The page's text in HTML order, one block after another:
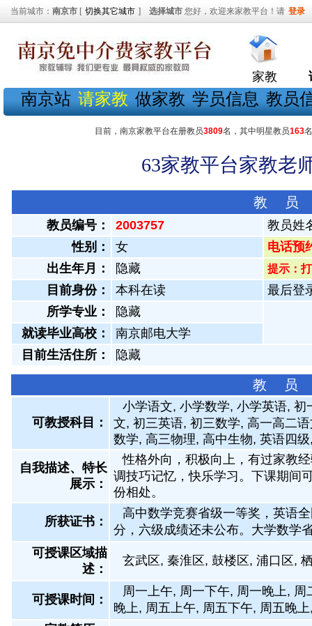
当前城市： 南京市 [ 切换其它城市 ] 选择城市 您好，欢迎来家教平台！请 登录
家教
南京站 请家教 做家教 学员信息 教员
目前，南京家教平台在册教员3809名，其中明星教员163
63家教平台家教老
教 员
教员编号： 2003757
教员姓
性别：
女
电话预
出生年月：
隐藏 提示：
目前身份： 本科在读
最后登
所学专业：
隐藏
就读毕业高校：
南京邮电大学
目前生活住所：
隐藏
教 员
可教授科目：
小学语文, 小学数学, 小学英语,
文, 初三英语, 初三数学, 高一高二
数学, 高三物理, 高中生物, 英语四
自我描述、特长
展示 ：
性格外向，积极向上，有过家教
调技巧记忆，快乐学习。下课期间
份相处。
所获证书 ：
高中数学竞赛省级一等奖，英语
分，六级成绩还未公布。大学数学
可授课区域描
述：
玄武区, 秦淮区, 鼓楼区, 浦口区,
可授课时间：
周一上午, 周一下午, 周一晚上,
晚上, 周五上午, 周五下午, 周五晚